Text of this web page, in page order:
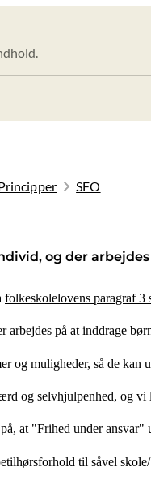
SFO
og der
folkeskolelovens paragraf 3
på at inddrage
og muligheder, så de
og selvhjulpenhed, og
at "Frihed under
til såvel